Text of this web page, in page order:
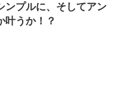
ンプルに、そしてアン
叶うか！？